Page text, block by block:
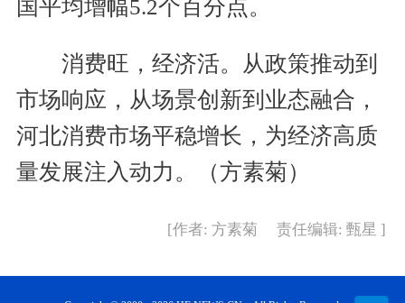
国平均增幅5.2个百分点。
消费旺，经济活。从政策推动到
市场响应，从场景创新到业态融合，
河北消费市场平稳增长，为经济高质
量发展注入动力。（方素菊）
[作者: 方素菊 责任编辑: 甄星 ]